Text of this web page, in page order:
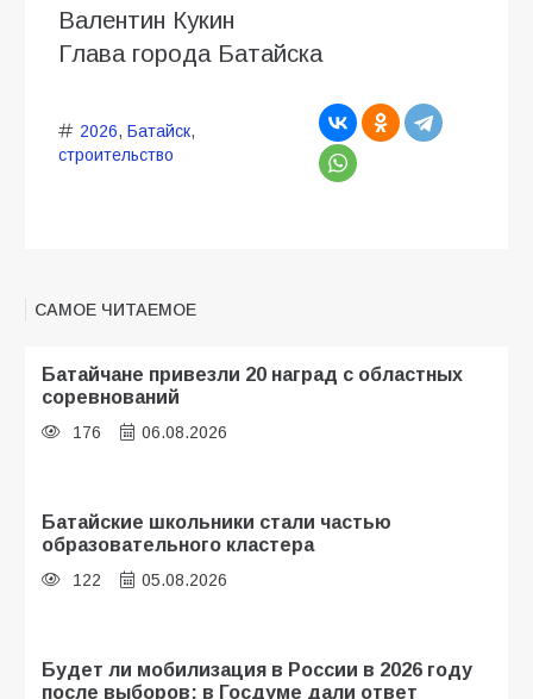
Валентин Кукин
Глава города Батайска
2026, Батайск,
строительство
САМОЕ ЧИТАЕМОЕ
Батайчане привезли 20 наград с областных
соревнований
176 06.08.2026
Батайские школьники стали частью
образовательного кластера
122 05.08.2026
Будет ли мобилизация в России в 2026 году
после выборов: в Госдуме дали ответ